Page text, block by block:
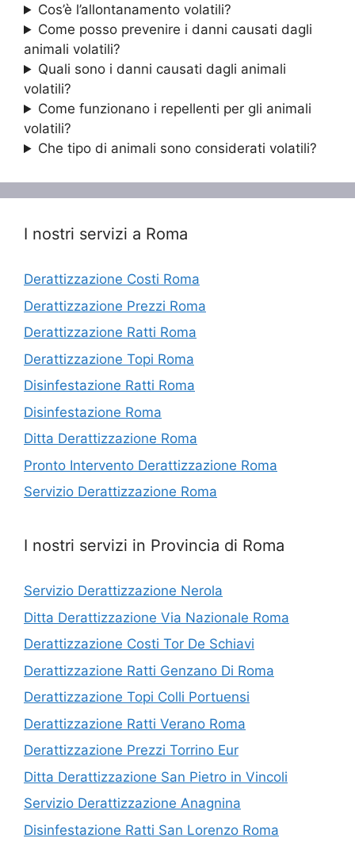
Cos’è l’allontanamento volatili?
Come posso prevenire i danni causati dagli
animali volatili?
Quali sono i danni causati dagli animali
volatili?
Come funzionano i repellenti per gli animali
volatili?
Che tipo di animali sono considerati volatili?
I nostri servizi a Roma
Derattizzazione Costi Roma
Derattizzazione Prezzi Roma
Derattizzazione Ratti Roma
Derattizzazione Topi Roma
Disinfestazione Ratti Roma
Disinfestazione Roma
Ditta Derattizzazione Roma
Pronto Intervento Derattizzazione Roma
Servizio Derattizzazione Roma
I nostri servizi in Provincia di Roma
Servizio Derattizzazione Nerola
Ditta Derattizzazione Via Nazionale Roma
Derattizzazione Costi Tor De Schiavi
Derattizzazione Ratti Genzano Di Roma
Derattizzazione Topi Colli Portuensi
Derattizzazione Ratti Verano Roma
Derattizzazione Prezzi Torrino Eur
Ditta Derattizzazione San Pietro in Vincoli
Servizio Derattizzazione Anagnina
Disinfestazione Ratti San Lorenzo Roma